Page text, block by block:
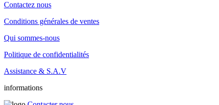
Contactez nous
Conditions générales de ventes
Qui sommes-nous
Politique de confidentialités
Assistance & S.A.V
informations